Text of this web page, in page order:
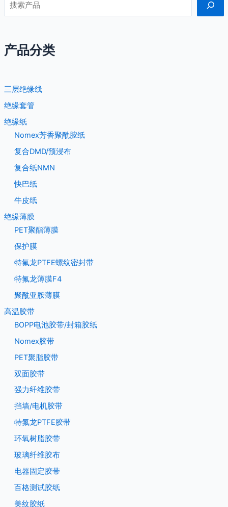
产品分类
三层绝缘线
绝缘套管
绝缘纸
Nomex芳香聚酰胺纸
复合DMD/预浸布
复合纸NMN
快巴纸
牛皮纸
绝缘薄膜
PET聚酯薄膜
保护膜
特氟龙PTFE螺纹密封带
特氟龙薄膜F4
聚酰亚胺薄膜
高温胶带
BOPP电池胶带/封箱胶纸
Nomex胶带
PET聚脂胶带
双面胶带
强力纤维胶带
挡墙/电机胶带
特氟龙PTFE胶带
环氧树脂胶带
玻璃纤维胶布
电器固定胶带
百格测试胶纸
美纹胶纸